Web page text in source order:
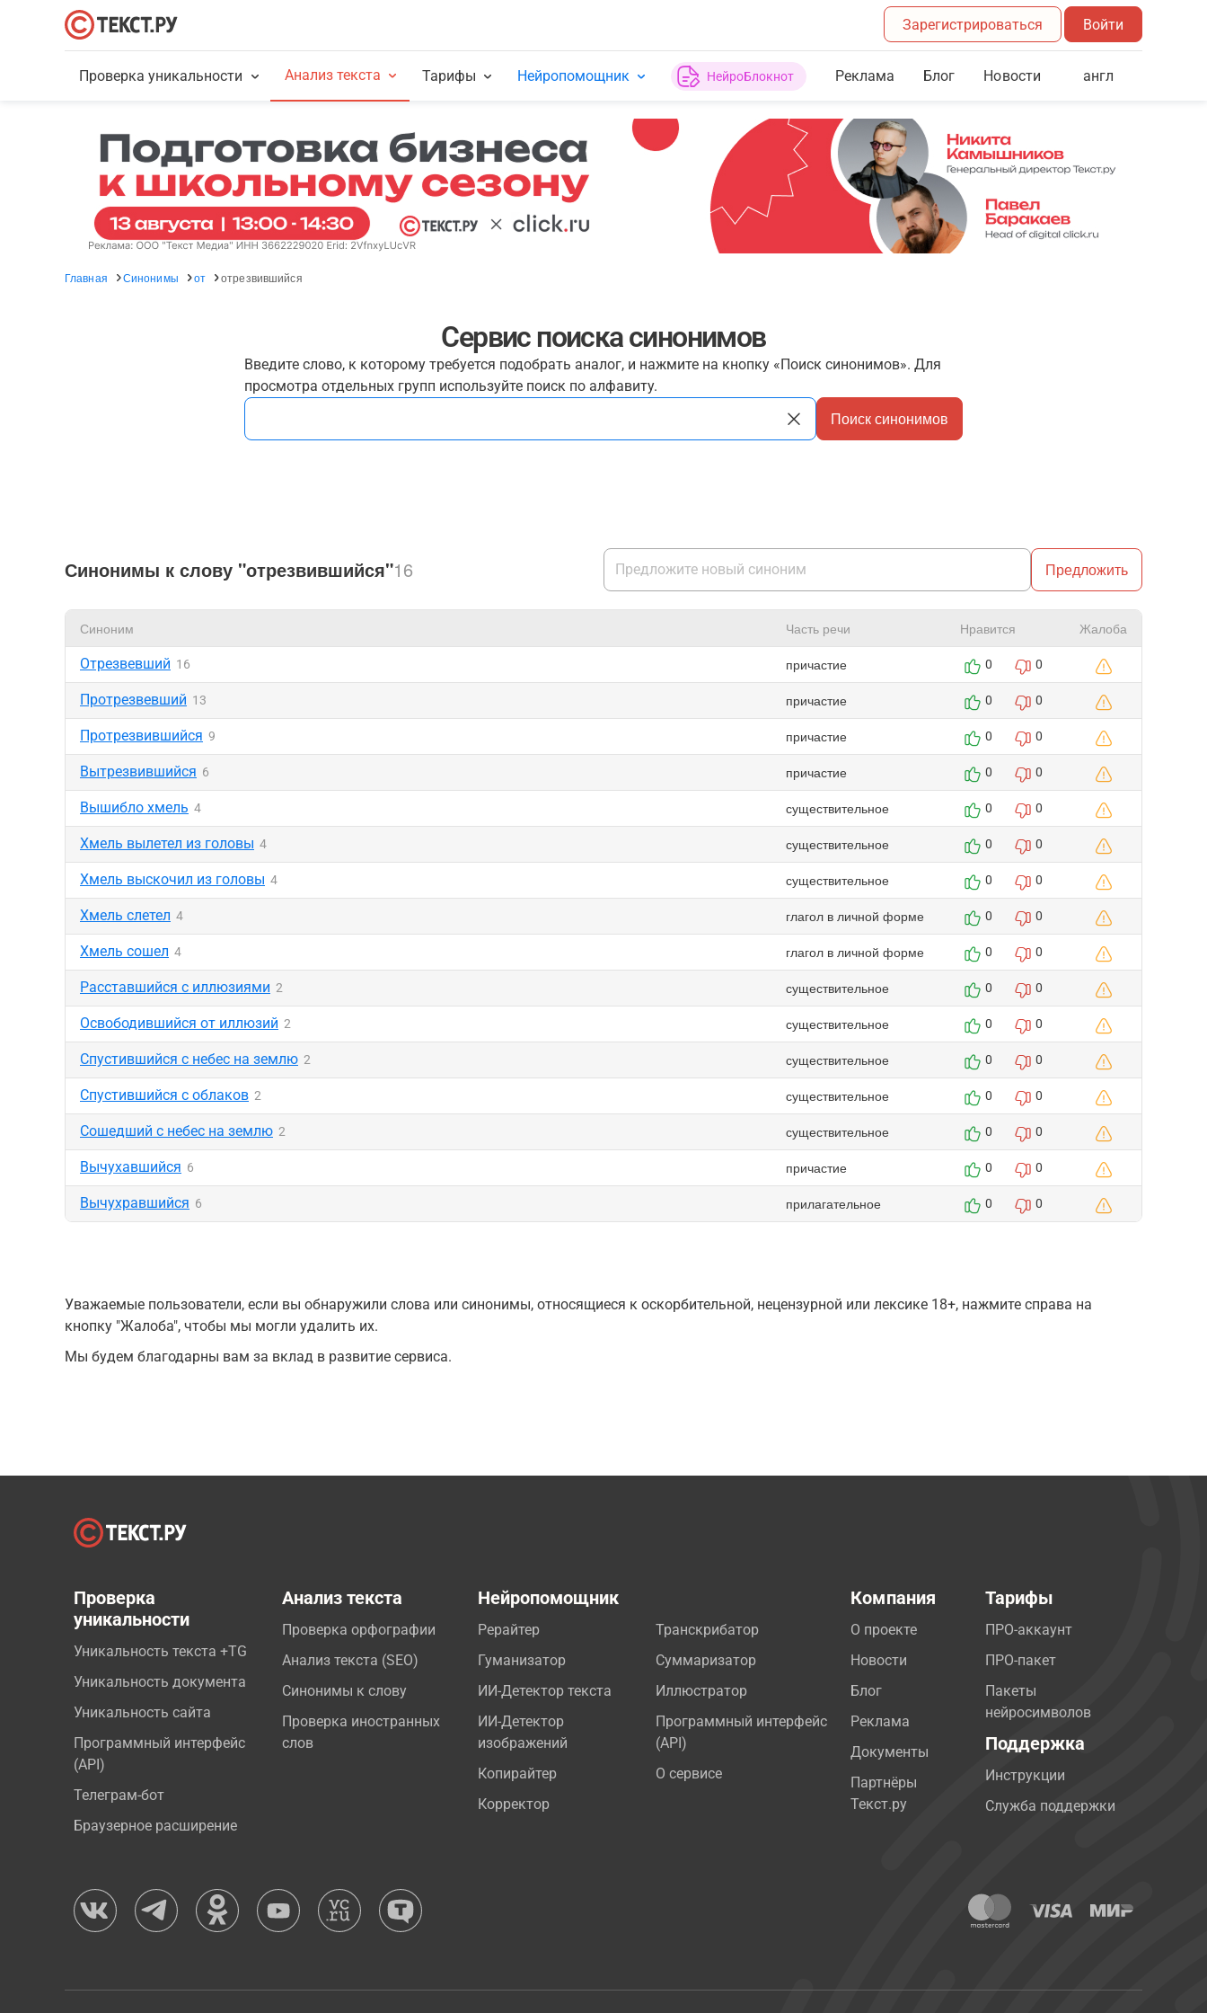
Зарегистрироваться Войти
Проверка уникальности Анализ текста Тарифы Нейропомощник НейроБлокнот Реклама Блог Новости англ
Главная Синонимы от отрезвившийся
Сервис поиска синонимов
Введите слово, к которому требуется подобрать аналог, и нажмите на кнопку «Поиск синонимов». Для
просмотра отдельных групп используйте поиск по алфавиту.
Поиск синонимов
Синонимы к слову "отрезвившийся"16 Предложить
Синоним Часть речи Нравится Жалоба
Отрезвевший 16 причастие 0 0
Протрезвевший 13 причастие 0 0
Протрезвившийся 9 причастие 0 0
Вытрезвившийся 6 причастие 0 0
Вышибло хмель 4 существительное 0 0
Хмель вылетел из головы 4 существительное 0 0
Хмель выскочил из головы 4 существительное 0 0
Хмель слетел 4 глагол в личной форме 0 0
Хмель сошел 4 глагол в личной форме 0 0
Расставшийся с иллюзиями 2 существительное 0 0
Освободившийся от иллюзий 2 существительное 0 0
Спустившийся с небес на землю 2 существительное 0 0
Спустившийся с облаков 2 существительное 0 0
Сошедший с небес на землю 2 существительное 0 0
Вычухавшийся 6 причастие 0 0
Вычухравшийся 6 прилагательное 0 0
Уважаемые пользователи, если вы обнаружили слова или синонимы, относящиеся к оскорбительной, нецензурной или лексике 18+, нажмите справа на
кнопку "Жалоба", чтобы мы могли удалить их.
Мы будем благодарны вам за вклад в развитие сервиса.
Проверка
уникальности
Уникальность текста +TG
Уникальность документа
Уникальность сайта
Программный интерфейс
(API)
Телеграм-бот
Браузерное расширение
Анализ текста
Проверка орфографии
Анализ текста (SEO)
Синонимы к слову
Проверка иностранных
слов
Нейропомощник
Рерайтер
Гуманизатор
ИИ-Детектор текста
ИИ-Детектор
изображений
Копирайтер
Корректор
Транскрибатор
Суммаризатор
Иллюстратор
Программный интерфейс
(API)
О сервисе
Компания
О проекте
Новости
Блог
Реклама
Документы
Партнёры
Текст.ру
Тарифы
ПРО-аккаунт
ПРО-пакет
Пакеты
нейросимволов
Поддержка
Инструкции
Служба поддержки